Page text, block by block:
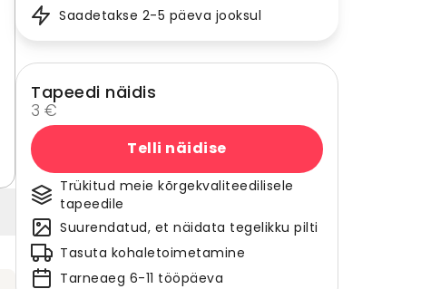
Saadetakse 2-5 päeva jooksul
Tapeedi näidis
3 €
Telli näidise
Trükitud meie kõrgekvaliteedilisele
tapeedile
Suurendatud, et näidata tegelikku pilti
Tasuta kohaletoimetamine
Tarneaeg 6-11 tööpäeva